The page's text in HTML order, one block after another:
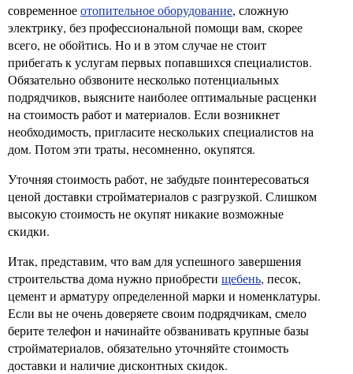
современноеотопительное оборудование, сложную
электрику, без профессиональной помощи вам, скорее
всего, не обойтись. Но и в этом случае не стоит
прибегать к услугам первых попавшихся специалистов.
Обязательно обзвоните несколько потенциальных
подрядчиков, выясните наиболее оптимальные расценки
на стоимость работ и материалов. Если возникнет
необходимость, пригласите нескольких специалистов на
дом. Потом эти траты, несомненно, окупятся.
Уточняя стоимость работ, не забудьте поинтересоваться
ценой доставки стройматериалов с разгрузкой. Слишком
высокую стоимость не окупят никакие возможные
скидки.
Итак, представим, что вам для успешного завершения
строительства дома нужно приобрести щебень, песок,
цемент и арматуру определенной марки и номенклатуры.
Если вы не очень доверяете своим подрядчикам, смело
берите телефон и начинайте обзванивать крупные базы
стройматериалов, обязательно уточняйте стоимость
доставки и наличие дисконтных скидок.